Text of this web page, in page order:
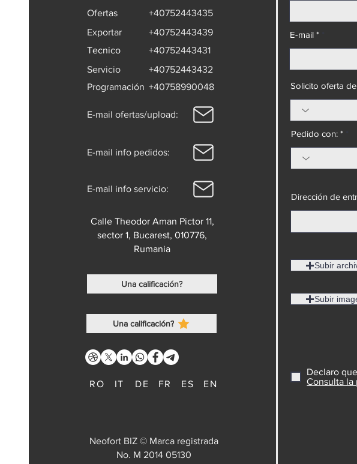
Ofertas
+40752443435
Exportar
+40752443439
Tecnico
+40752443431
Servicio
+40752443432
Programación +40758990048
E-mail ofertas/upload:
E-mail info pedidos:
E-mail info servicio:
Calle Theodor Aman Pictor 11,
sector 1, Bucarest, 010776,
Rumania
Una calificación?
Una calificación?
RO IT DE FR ES EN
Neofort BIZ © Marca registrada
No. M 2014 05130
E-mail *
Solicito oferta
Pedido con: *
Dirección de
Subir
Subir
Declaro
Consulta la